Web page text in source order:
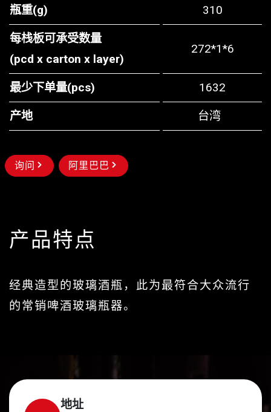
瓶重(g) 310
每栈板可承受数量
(pcd x carton x layer)
272*1*6
最少下单量(pcs) 1632
产地 台湾
询问 阿里巴巴
产品特点
经典造型的玻璃酒瓶，此为最符合大众流行
的常销啤酒玻璃瓶器。
地址